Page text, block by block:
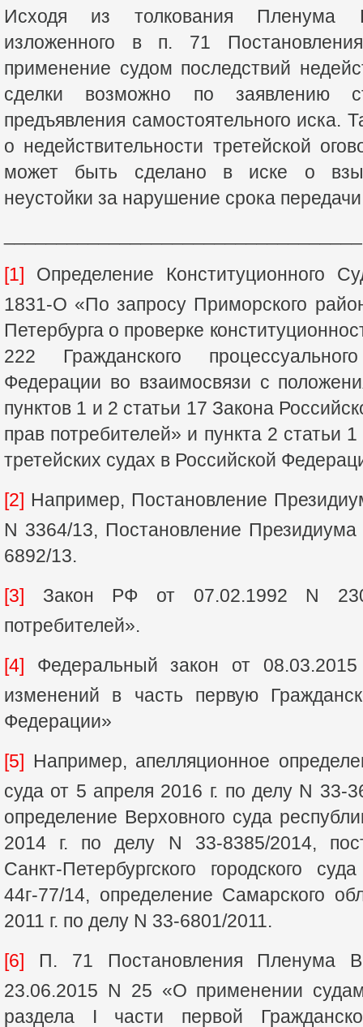
Исходя из толкования Пленума
изложенного в п. 71
применение судом последствий
сделки возможно по заявлению
предъявления самостоятельного иска.
о недействительности третейской
может быть сделано в иске о
неустойки за нарушение срока
[1] Определение Конституционного
1831-О «По запросу Приморского
Петербурга о проверке
222 Гражданского
Федерации во взаимосвязи с
пунктов 1 и 2 статьи 17 Закона
прав потребителей» и пункта 2 статьи
третейских судах в Российской
[2] Например, Постановление
N 3364/13, Постановление
6892/13.
[3] Закон РФ от 07.02.1992 N
потребителей».
[4] Федеральный закон от
изменений в часть первую
Федерации»
[5] Например, апелляционное
суда от 5 апреля 2016 г. по делу N 33-
определение Верховного суда
2014 г. по делу N 33-8385/2014,
Санкт-Петербургского городского
44г-77/14, определение Самарского
2011 г. по делу N 33-6801/2011.
[6] П. 71 Постановления Пленума
23.06.2015 N 25 «О применении
раздела I части первой